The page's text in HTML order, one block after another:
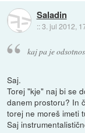
Saladin
::3. jul 2012,
kaj pa je
Saj.
Torej "kje" naj bi se
danem prostoru? In
torej ne moreš imeti
Saj